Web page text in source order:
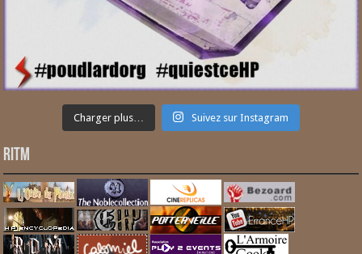
Charger plus… Suivez sur Instagram
RITM